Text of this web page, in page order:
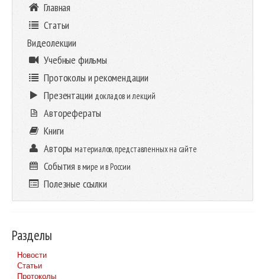
Главная
Статьи
Видеолекции
Учебные фильмы
Протоколы и рекомендации
Презентации докладов и лекций
Авторефераты
Книги
Авторыматериалов, представленных на сайте
События в мире и в России
Полезные ссылки
Разделы
Новости
Статьи
Протоколы